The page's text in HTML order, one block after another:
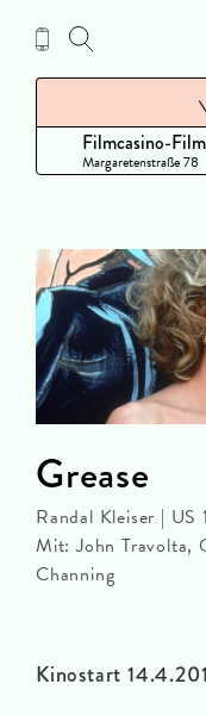
Inhalt
Filmcasino-
Margaretenstraße 78
Kinostart
Grease
Randal Kleiser |
Mit: John Travolta,
Channing